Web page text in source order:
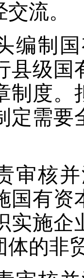
流。
编制
县级国
制度。
定需要
审核
国有资
实施企
体的非